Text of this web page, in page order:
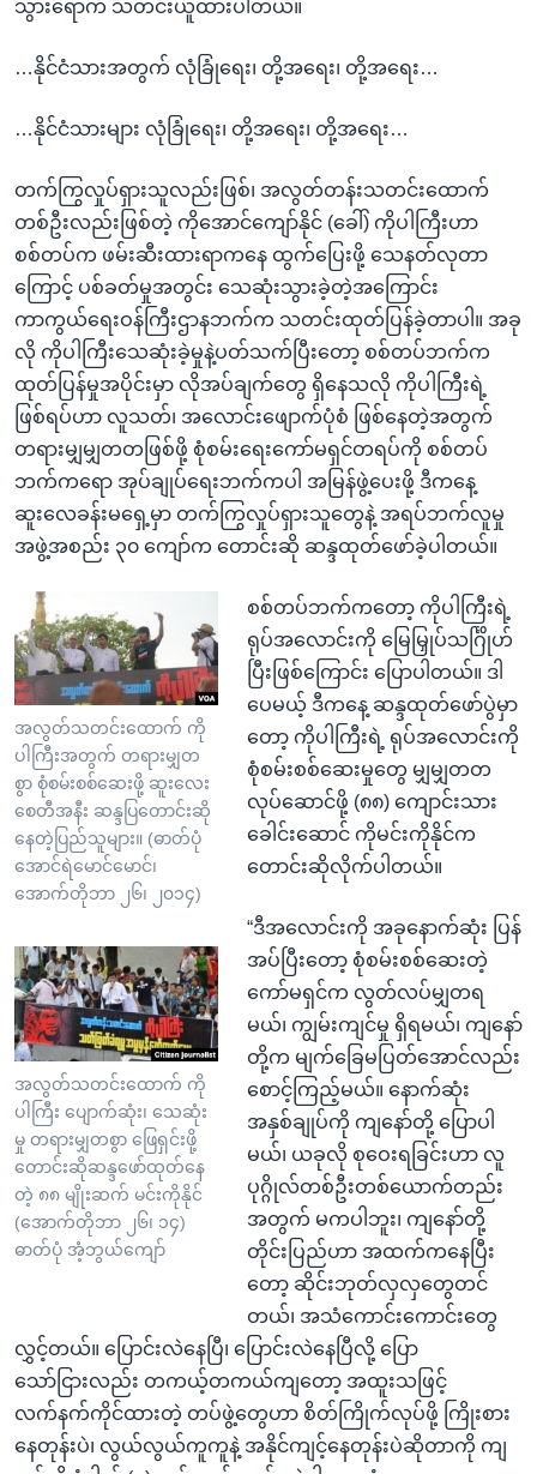
သွားရောက် သတင်းယူထားပါတယ်။
…နိုင်ငံသားအတွက် လုံခြုံရေး၊ တို့အရေး၊ တို့အရေး…
…နိုင်ငံသားများ လုံခြုံရေး၊ တို့အရေး၊ တို့အရေး…
တက်ကြွလှုပ်ရှားသူလည်းဖြစ်၊ အလွတ်တန်းသတင်းထောက်
တစ်ဦးလည်းဖြစ်တဲ့ ကိုအောင်ကျော်နိုင် (ခေါ်) ကိုပါကြီးဟာ
စစ်တပ်က ဖမ်းဆီးထားရာကနေ ထွက်ပြေးဖို့ သေနတ်လုတာ
ကြောင့် ပစ်ခတ်မှုအတွင်း သေဆုံးသွားခဲ့တဲ့အကြောင်း
ကာကွယ်ရေးဝန်ကြီးဌာနဘက်က သတင်းထုတ်ပြန်ခဲ့တာပါ။ အခု
လို ကိုပါကြီးသေဆုံးခဲ့မှုနဲ့ပတ်သက်ပြီးတော့ စစ်တပ်ဘက်က
ထုတ်ပြန်မှုအပိုင်းမှာ လိုအပ်ချက်တွေ ရှိနေသလို ကိုပါကြီးရဲ့
ဖြစ်ရပ်ဟာ လူသတ်၊ အလောင်းဖျောက်ပုံစံ ဖြစ်နေတဲ့အတွက်
တရားမျှမျှတတဖြစ်ဖို့ စုံစမ်းရေးကော်မရှင်တရပ်ကို စစ်တပ်
ဘက်ကရော အုပ်ချုပ်ရေးဘက်ကပါ အမြန်ဖွဲ့ပေးဖို့ ဒီကနေ့
ဆူးလေခန်းမရှေ့မှာ တက်ကြွလှုပ်ရှားသူတွေနဲ့ အရပ်ဘက်လူမှု
အဖွဲ့အစည်း ၃၀ ကျော်က တောင်းဆို ဆန္ဒထုတ်ဖော်ခဲ့ပါတယ်။
အလွတ်သတင်းထောက် ကို
ပါကြီးအတွက် တရားမျှတ
စွာ စုံစမ်းစစ်ဆေးဖို့ ဆူးလေး
စေတီအနီး ဆန္ဒပြတောင်းဆို
နေတဲ့ပြည်သူများ။ (ဓာတ်ပုံ
အောင်ရဲမောင်မောင်၊
အောက်တိုဘာ ၂၆၊ ၂၀၁၄)
စစ်တပ်ဘက်ကတော့ ကိုပါကြီးရဲ့
ရုပ်အလောင်းကို မြေမြှုပ်သင်္ဂြိုဟ်
ပြီးဖြစ်ကြောင်း ပြောပါတယ်။ ဒါ
ပေမယ့် ဒီကနေ့ ဆန္ဒထုတ်ဖော်ပွဲမှာ
တော့ ကိုပါကြီးရဲ့ ရုပ်အလောင်းကို
စုံစမ်းစစ်ဆေးမှုတွေ မျှမျှတတ
လုပ်ဆောင်ဖို့ (၈၈) ကျောင်းသား
ခေါင်းဆောင် ကိုမင်းကိုနိုင်က
တောင်းဆိုလိုက်ပါတယ်။
အလွတ်သတင်းထောက် ကို
ပါကြီး ပျောက်ဆုံး၊ သေဆုံး
မှု တရားမျှတစွာ ဖြေရှင်းဖို့
တောင်းဆိုဆန္ဒဖော်ထုတ်နေ
တဲ့ ၈၈ မျိုးဆက် မင်းကိုနိုင်
(အောက်တိုဘာ ၂၆၊ ၁၄)
ဓာတ်ပုံ အံ့ဘွယ်ကျော်
“ဒီအလောင်းကို အခုနောက်ဆုံး ပြန်
အပ်ပြီးတော့ စုံစမ်းစစ်ဆေးတဲ့
ကော်မရှင်က လွတ်လပ်မျှတရ
မယ်၊ ကျွမ်းကျင်မှု ရှိရမယ်၊ ကျနော်
တို့က မျက်ခြေမပြတ်အောင်လည်း
စောင့်ကြည့်မယ်။ နောက်ဆုံး
အနှစ်ချုပ်ကို ကျနော်တို့ ပြောပါ
မယ်၊ ယခုလို စုဝေးရခြင်းဟာ လူ
ပုဂ္ဂိုလ်တစ်ဦးတစ်ယောက်တည်း
အတွက် မကပါဘူး၊ ကျနော်တို့
တိုင်းပြည်ဟာ အထက်ကနေပြီး
တော့ ဆိုင်းဘုတ်လှလှတွေတင်
တယ်၊ အသံကောင်းကောင်းတွေ
လွှင့်တယ်။ ပြောင်းလဲနေပြီ၊ ပြောင်းလဲနေပြီလို့ ပြော
သော်ငြားလည်း တကယ့်တကယ်ကျတော့ အထူးသဖြင့်
လက်နက်ကိုင်ထားတဲ့ တပ်ဖွဲ့တွေဟာ စိတ်ကြိုက်လုပ်ဖို့ ကြိုးစား
နေတုန်းပဲ၊ လွယ်လွယ်ကူကူနဲ့ အနိုင်ကျင့်နေတုန်းပဲဆိုတာကို ကျ